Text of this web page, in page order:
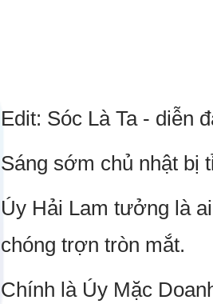
Edit: Sóc Là Ta - diễn
Sáng sớm chủ nhật bị
Úy Hải Lam tưởng là
chóng trợn tròn mắt.
Chính là Úy Mặc